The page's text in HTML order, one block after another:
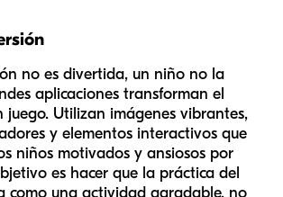
no es divertida, un niño no la
aplicaciones transforman el
juego. Utilizan imágenes vibrantes,
y elementos interactivos que
niños motivados y ansiosos por
es hacer que la práctica del
como una actividad agradable, no